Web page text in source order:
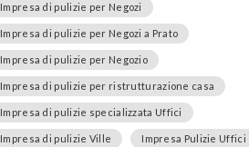
Impresa di pulizie per Negozi
Impresa di pulizie per Negozi a Prato
Impresa di pulizie per Negozio
Impresa di pulizie per ristrutturazione casa
Impresa di pulizie specializzata Uffici
Impresa di pulizie Ville Impresa Pulizie Uffici